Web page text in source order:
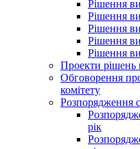
Рішення
Рішення
Рішення
Рішення
Рішення
Проекти рішень
Обговорення
комітету
Розпорядження
рік